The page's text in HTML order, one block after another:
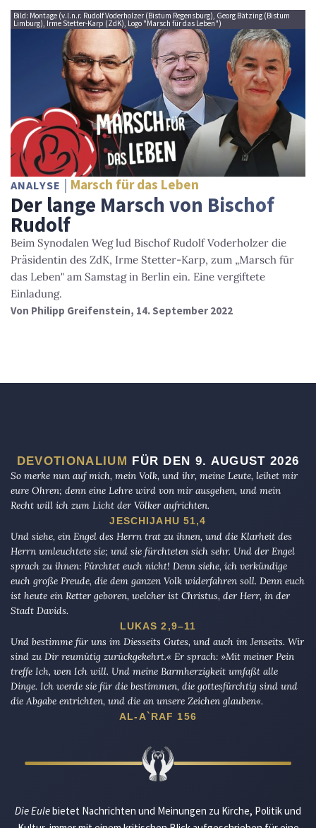
Bild: Montage (v.l.n.r. Rudolf Voderholzer (Bistum Regensburg), Georg Bätzing (Bistum
Limburg), Irme Stetter-Karp (ZdK), Logo "Marsch für das Leben")
ANALYSE Marsch für das Leben
Der lange Marsch von Bischof
Rudolf
Beim Synodalen Weg lud Bischof Rudolf Voderholzer die
Präsidentin des ZdK, Irme Stetter-Karp, zum „Marsch für
das Leben" am Samstag in Berlin ein. Eine vergiftete
Einladung.
Von Philipp Greifenstein, 14. September 2022
DEVOTIONALIUM FÜR DEN 9. AUGUST 2026
So merke nun auf mich, mein Volk, und ihr, meine Leute, leihet mir
eure Ohren; denn eine Lehre wird von mir ausgehen, und mein
Recht will ich zum Licht der Völker aufrichten.
JESCHIJAHU 51,4
Und siehe, ein Engel des Herrn trat zu ihnen, und die Klarheit des
Herrn umleuchtete sie; und sie fürchteten sich sehr. Und der Engel
sprach zu ihnen: Fürchtet euch nicht! Denn siehe, ich verkündige
euch große Freude, die dem ganzen Volk widerfahren soll. Denn euch
ist heute ein Retter geboren, welcher ist Christus, der Herr, in der
Stadt Davids.
LUKAS 2,9–11
Und bestimme für uns im Diesseits Gutes, und auch im Jenseits. Wir
sind zu Dir reumütig zurückgekehrt.« Er sprach: »Mit meiner Pein
treffe Ich, wen Ich will. Und meine Barmherzigkeit umfaßt alle
Dinge. Ich werde sie für die bestimmen, die gottesfürchtig sind und
die Abgabe entrichten, und die an unsere Zeichen glauben«.
AL-A`RAF 156
Die Eulebietet Nachrichten und Meinungen zu Kirche, Politik und